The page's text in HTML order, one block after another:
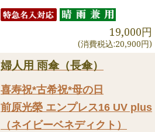
19,000円
(消費税込:20,900円)
婦人用 雨傘（長傘）
喜寿祝*古希祝*母の日
前原光榮 エンプレス16 UV plus
（ネイビーベネディクト）